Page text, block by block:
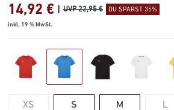
14,92 € | UVP 22,95 € DU SPARST 35%
inkl. 19 % MwSt.
XS S M L